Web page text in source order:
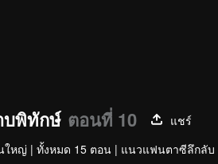
บพิทักษ์ ตอนที่ 10
แชร์
ใหญ่ | ทั้งหมด 15 ตอน | แนวแฟนตาซีลึกลับ